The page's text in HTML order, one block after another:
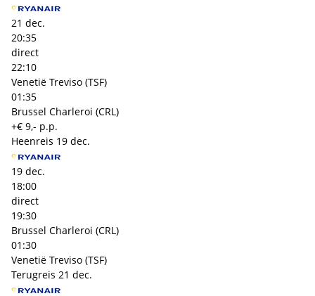
21 dec.
20:35
direct
22:10
Venetië Treviso (TSF)
01:35
Brussel Charleroi (CRL)
+€ 9,- p.p.
Heenreis 19 dec.
19 dec.
18:00
direct
19:30
Brussel Charleroi (CRL)
01:30
Venetië Treviso (TSF)
Terugreis 21 dec.